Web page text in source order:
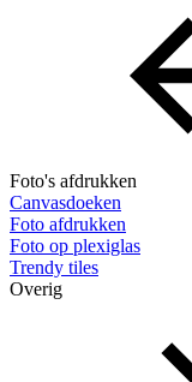
Foto's afdrukken
Canvasdoeken
Foto afdrukken
Foto op plexiglas
Trendy tiles
Overig